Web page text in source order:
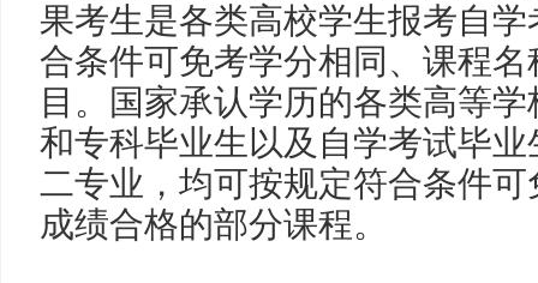
果考生是各类高校学生报考自
合条件可免考学分相同、课程
目。国家承认学历的各类高等
和专科毕业生以及自学考试毕
二专业，均可按规定符合条件
成绩合格的部分课程。